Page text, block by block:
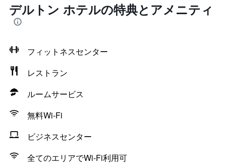
デルトン ホテルの特典とアメニティ
フィットネスセンター
レストラン
ルームサービス
無料Wi-Fi
ビジネスセンター
全てのエリアでWi-Fi利用可